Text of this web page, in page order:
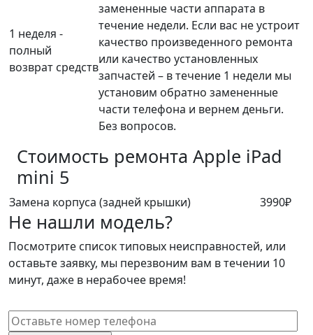
1 неделя -
полный
возврат средств
замененные части аппарата в
течение недели. Если вас не устроит
качество произведенного ремонта
или качество установленных
запчастей – в течение 1 недели мы
установим обратно замененные
части телефона и вернем деньги.
Без вопросов.
Стоимость ремонта Apple iPad
mini 5
Замена корпуса (задней крышки) 3990₽
Не нашли модель?
Посмотрите список типовых неисправностей, или
оставьте заявку, мы перезвоним вам в течении 10
минут, даже в нерабочее время!